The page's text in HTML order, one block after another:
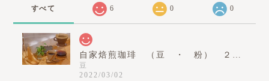
すべて 6 0 0
豆
2022/03/02